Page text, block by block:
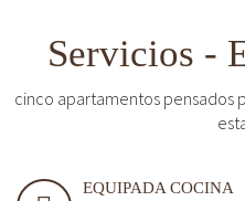
Servicios -
cinco apartamentos pensados
EQUIPADA COCINA